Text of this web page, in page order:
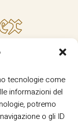
tecnologie come
informazioni del
potremo
o gli ID